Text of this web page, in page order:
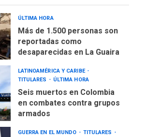
TITULARES
ÚLTIMA HORA
Seis muertos en Colombia
en combates contra grupos
armados
GUERRA EN EL MUNDO
TITULARES
ÚLTIMA HORA
Netanyahu descarta plan de
EEUU para Gaza apoyado
por Hamás
DESTACADOS
REGIONALES